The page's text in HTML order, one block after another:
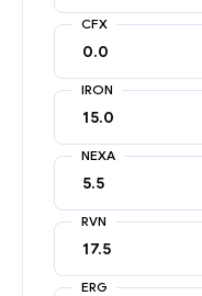
CFX
IRON
NEXA
RVN
ERG